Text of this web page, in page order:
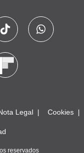
Legal Cookies
reservados